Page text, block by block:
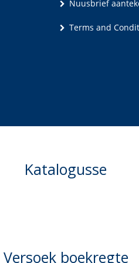
Nuusbrief
Terms and
Katalogusse
Versoek boekregte